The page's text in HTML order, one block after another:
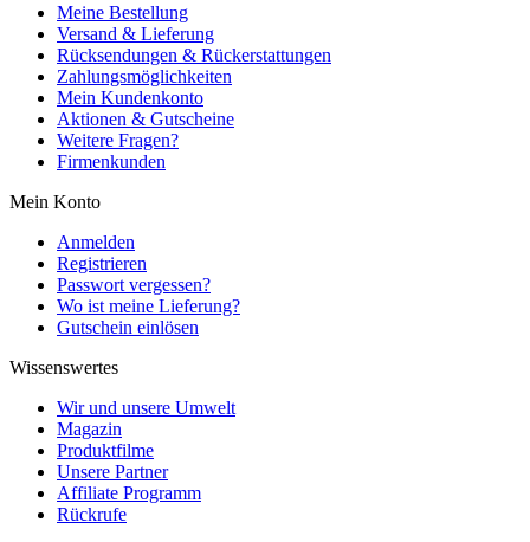
Meine Bestellung
Versand & Lieferung
Rücksendungen & Rückerstattungen
Zahlungsmöglichkeiten
Mein Kundenkonto
Aktionen & Gutscheine
Weitere Fragen?
Firmenkunden
Mein Konto
Anmelden
Registrieren
Passwort vergessen?
Wo ist meine Lieferung?
Gutschein einlösen
Wissenswertes
Wir und unsere Umwelt
Magazin
Produktfilme
Unsere Partner
Affiliate Programm
Rückrufe